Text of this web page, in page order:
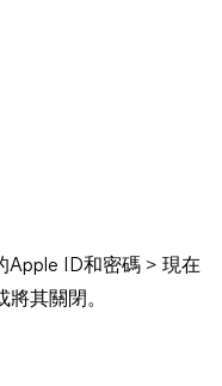
Apple ID和密碼 > 現在
其關閉。